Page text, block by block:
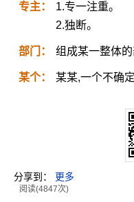
专主：
1.专一注重。
2.独断。
部门： 组成某一整体的
某个： 某某,一个不确
分享到： 更多
阅读(4847次)